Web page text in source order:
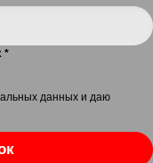
*
данных и даю